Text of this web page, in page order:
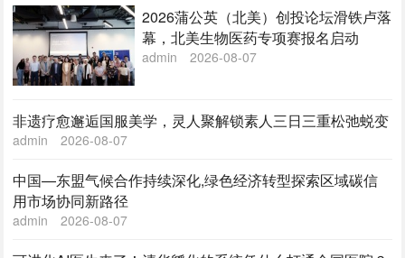
2026蒲公英（北美）创投论坛滑铁卢落
幕，北美生物医药专项赛报名启动
admin 2026-08-07
非遗疗愈邂逅国服美学，灵人聚解锁素人三日三重松弛蜕变
admin 2026-08-07
中国—东盟气候合作持续深化,绿色经济转型探索区域碳信
用市场协同新路径
admin 2026-08-07